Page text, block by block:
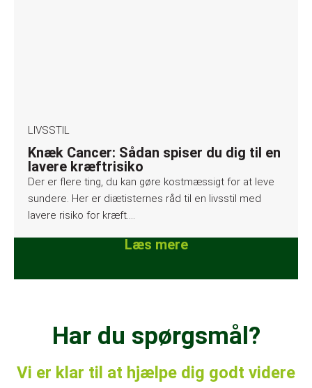
LIVSSTIL
Knæk Cancer: Sådan spiser du dig til en
lavere kræftrisiko
Der er flere ting, du kan gøre kostmæssigt for at leve
sundere. Her er diætisternes råd til en livsstil med
lavere risiko for kræft….
Læs mere
Har du spørgsmål?
Vi er klar til at hjælpe dig godt videre